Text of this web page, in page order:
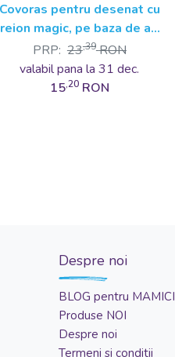
Covoras pentru desenat cu
magic, pe baza de apa
Drool
PRP: 23,39 RON
valabil pana la 31 dec.
15,20 RON
Despre noi
BLOG pentru MAMICI
Produse NOI
Despre noi
Termeni si conditii